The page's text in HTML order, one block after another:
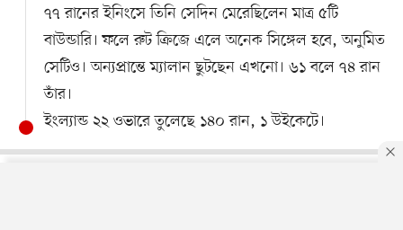
৭৭ রানের ইনিংসে তিনি সেদিন মেরেছিলেন মাত্র ৫টি
বাউন্ডারি। ফলে রুট ক্রিজে এলে অনেক সিঙ্গেল হবে, অনুমিত
সেটিও। অন্যপ্রান্তে ম্যালান ছুটছেন এখনো। ৬১ বলে ৭৪ রান
তাঁর।
ইংল্যান্ড ২২ ওভারে তুলেছে ১৪০ রান, ১ উইকেটে।